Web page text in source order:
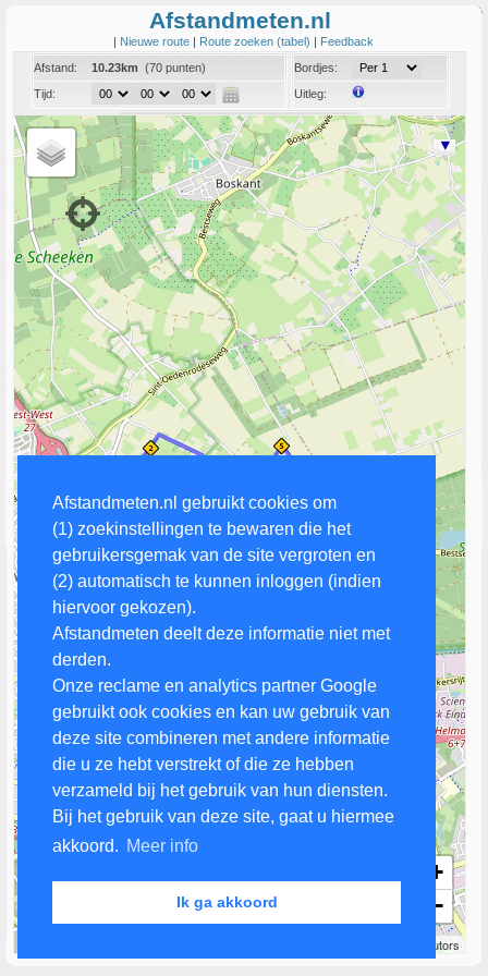
Afstandmeten.nl gebruikt cookies om
(1) zoekinstellingen te bewaren die het
gebruikersgemak van de site vergroten en
(2) automatisch te kunnen inloggen (indien
hiervoor gekozen).
Afstandmeten deelt deze informatie niet met
derden.
Onze reclame en analytics partner Google
gebruikt ook cookies en kan uw gebruik van
deze site combineren met andere informatie
die u ze hebt verstrekt of die ze hebben
verzameld bij het gebruik van hun diensten.
Bij het gebruik van deze site, gaat u hiermee
akkoord. Meer info
Ik ga akkoord
Afstandmeten.nl
| Nieuwe route | Route zoeken (tabel) | Feedback
Afstand:
10.23km (70 punten)
Tijd:
Bordjes:
Uitleg:
Coord:
Info:Link naar deze route
+
−
contributors